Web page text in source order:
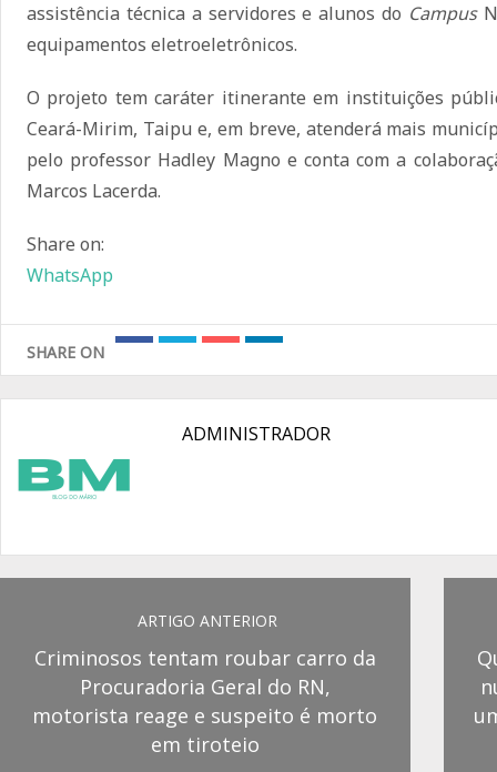
assistência técnica a servidores e alunos do Campus
equipamentos eletroeletrônicos.
O projeto tem caráter itinerante em instituições
Ceará-Mirim, Taipu e, em breve, atenderá mais
pelo professor Hadley Magno e conta com a
Marcos Lacerda.
Share on:
WhatsApp
SHARE ON
ADMINISTRADOR
ARTIGO ANTERIOR
Criminosos tentam roubar carro da
Procuradoria Geral do RN,
motorista reage e suspeito é morto
em tiroteio